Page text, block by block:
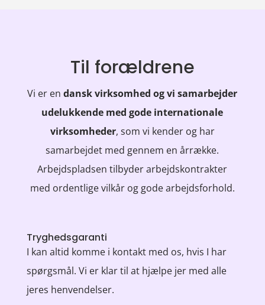
Til forældrene
Vi er endansk virksomhed og vi samarbejder
udelukkende med gode internationale
virksomheder, som vi kender og har
samarbejdet med gennem en årrække.
Arbejdspladsen tilbyder arbejdskontrakter
med ordentlige vilkår og gode arbejdsforhold.
Tryghedsgaranti
I kan altid komme i kontakt med os, hvis I har
spørgsmål. Vi er klar til at hjælpe jer med alle
jeres henvendelser.